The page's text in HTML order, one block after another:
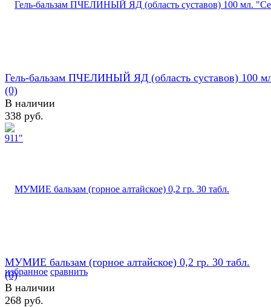
избранное сравнить
Гель-бальзам ПЧЕЛИНЫЙ ЯД (область суставов) 100
(0)
В наличии
338 руб.
МУМИЕ бальзам (горное алтайское) 0,2 гр. 30 табл.
(0)
В наличии
268 руб.